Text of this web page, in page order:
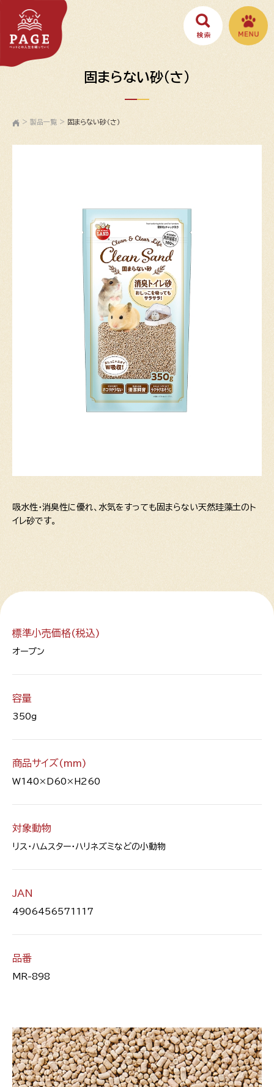
固まらない砂（さ）
> 製品一覧 > 固まらない砂（さ）
吸水性・消臭性に優れ、水気をすっても固まらない天然珪藻土のト
イレ砂です。
標準小売価格(税込)
オープン
容量
350g
商品サイズ(mm)
W140×D60×H260
対象動物
リス・ハムスター・ハリネズミなどの小動物
JAN
4906456571117
品番
MR-898